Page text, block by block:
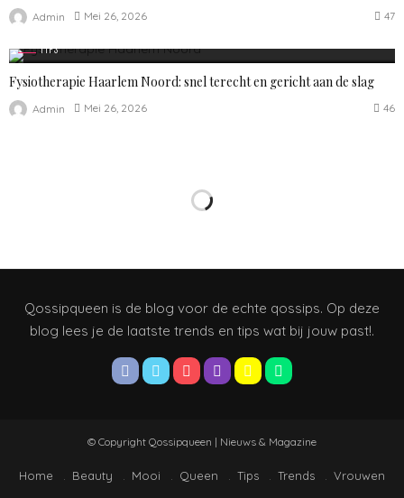
Admin Mei 26, 2026 47
TIPS
Fysiotherapie Haarlem Noord: snel terecht en gericht aan de slag
Admin Mei 26, 2026 46
Qossipqueen is de blog voor de echte qossips. Op deze
blog lees je de laatste trends en tips wat bij jouw past!.
© Copyright Qossipqueen | Nieuws & Magazine
Home Beauty Mooi Queen Tips Trends
Vrouwen